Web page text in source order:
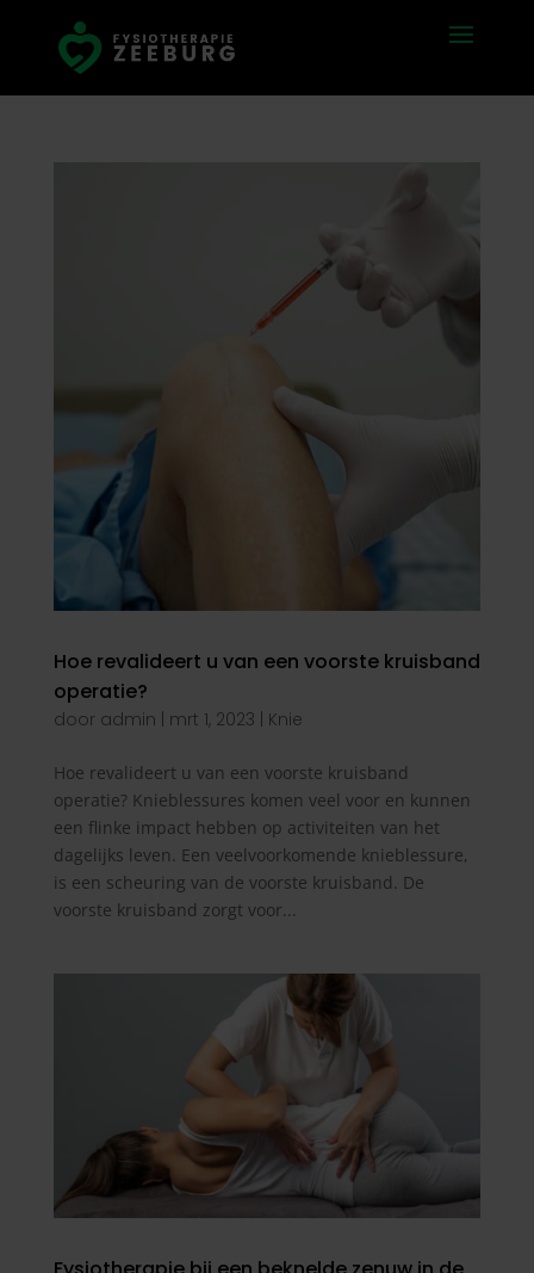
Hoe revalideert u van een voorste kruisband
operatie?
door admin mrt 1, 2023 Knie
Hoe revalideert u van een voorste kruisband
operatie? Knieblessures komen veel voor en kunnen
een flinke impact hebben op activiteiten van het
dagelijks leven. Een veelvoorkomende knieblessure,
is een scheuring van de voorste kruisband. De
voorste kruisband zorgt voor...